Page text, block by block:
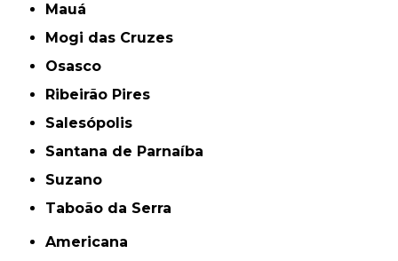
Mauá
Mogi das Cruzes
Osasco
Ribeirão Pires
Salesópolis
Santana de Parnaíba
Suzano
Taboão da Serra
Americana